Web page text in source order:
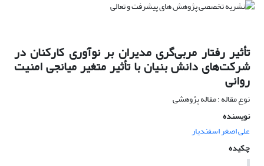
تأثیر رفتار مربی‌گری مدیران بر نوآوری کارکنان در
شرکت‌های دانش بنیان با تأثیر متغیر میانجی امنیت
روانی
نوع مقاله : مقاله پژوهشی
نویسنده
علی اصغر اسفندیار
چکیده